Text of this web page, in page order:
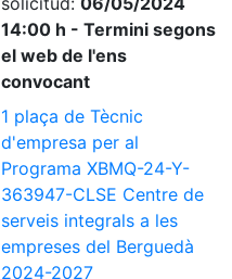
14:00 h - Termini segons
el web de l'ens
convocant
1 plaça de Tècnic
d'empresa per al
Programa XBMQ-24-Y-
363947-CLSE Centre de
serveis integrals a les
empreses del Berguedà
2024-2027